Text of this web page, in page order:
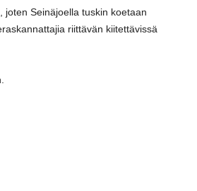
Seinäjoella tuskin koetaan
riittävän kiitettävissä